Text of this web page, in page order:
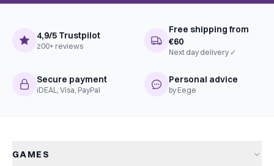
4,9/5 Trustpilot
200+ reviews
Free shipping from
€60
Next day delivery ✓
Secure payment
iDEAL, Visa, PayPal
Personal advice
by Eege
GAMES